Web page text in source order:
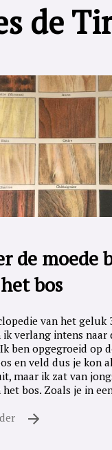
de
de moede
bos
van het geluk
ik verlang intens naar
ben opgegroeid op
en veld dus je kon
maar ik zat van
bos. Zoals je in